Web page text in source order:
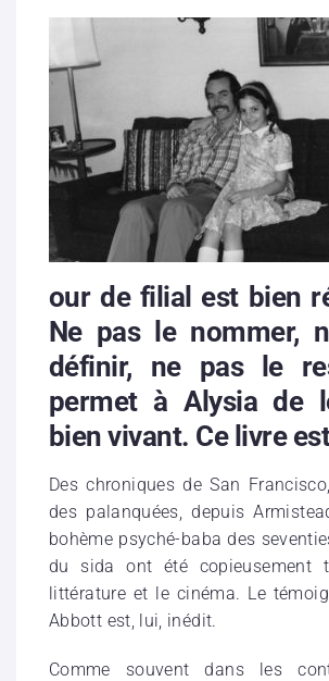
our de filial est bien
Ne pas le nommer,
définir, ne pas le
permet à Alysia de
bien vivant. Ce livre
Des chroniques de San
des palanquées, depuis
bohème psyché-baba des
du sida ont été copieusement
littérature et le cinéma. Le
Abbott est, lui, inédit.
Comme souvent dans les